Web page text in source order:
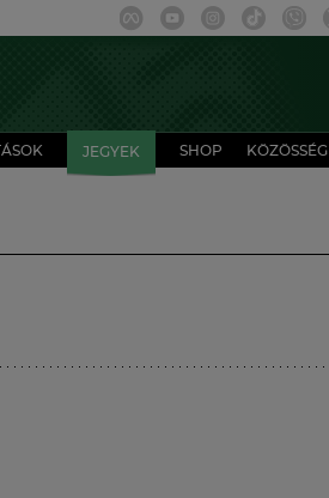
JEGYEK SHOP KÖZÖSSÉG